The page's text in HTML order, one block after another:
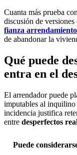
Cuanta más prueba
discusión de versiones
fianza arrendamiento
de abandonar la
Qué puede
entra en el
El arrendador puede
imputables al inquilino
incidencia justifica
entre desperfectos
Puede